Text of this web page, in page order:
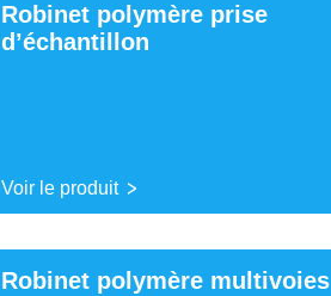
Robinet polymère prise
d’échantillon
Voir le produit
Robinet polymère multivoies